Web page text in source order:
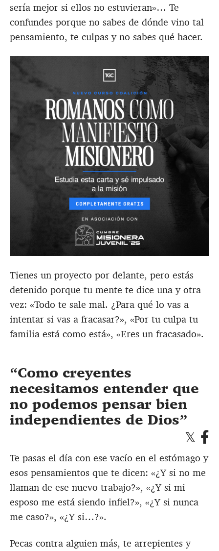
sería mejor si ellos no estuvieran»… Te
confundes porque no sabes de dónde vino tal
pensamiento, te culpas y no sabes qué hacer.
Tienes un proyecto por delante, pero estás
detenido porque tu mente te dice una y otra
vez: «Todo te sale mal. ¿Para qué lo vas a
intentar si vas a fracasar?», «Por tu culpa tu
familia está como está», «Eres un fracasado».
Como creyentes
necesitamos entender que
no podemos pensar bien
independientes de Dios
Te pasas el día con ese vacío en el estómago y
esos pensamientos que te dicen: «¿Y si no me
llaman de ese nuevo trabajo?», «¿Y si mi
esposo me está siendo infiel?», «¿Y si nunca
me caso?», «¿Y si…?».
Pecas contra alguien más, te arrepientes y